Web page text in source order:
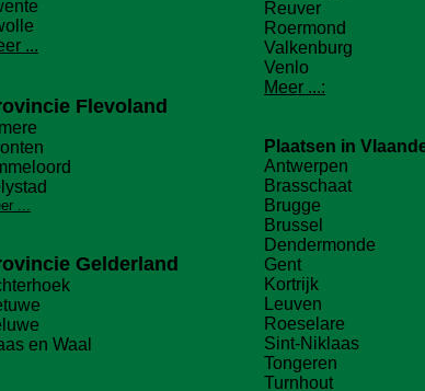
...
Flevoland
...
Gelderland
en Waal
Reuver
Roermond
Valkenburg
Venlo
Meer ...:
Plaatsen in
Antwerpen
Brasschaat
Brugge
Brussel
Dendermonde
Gent
Kortrijk
Leuven
Roeselare
Sint-Niklaas
Tongeren
Turnhout